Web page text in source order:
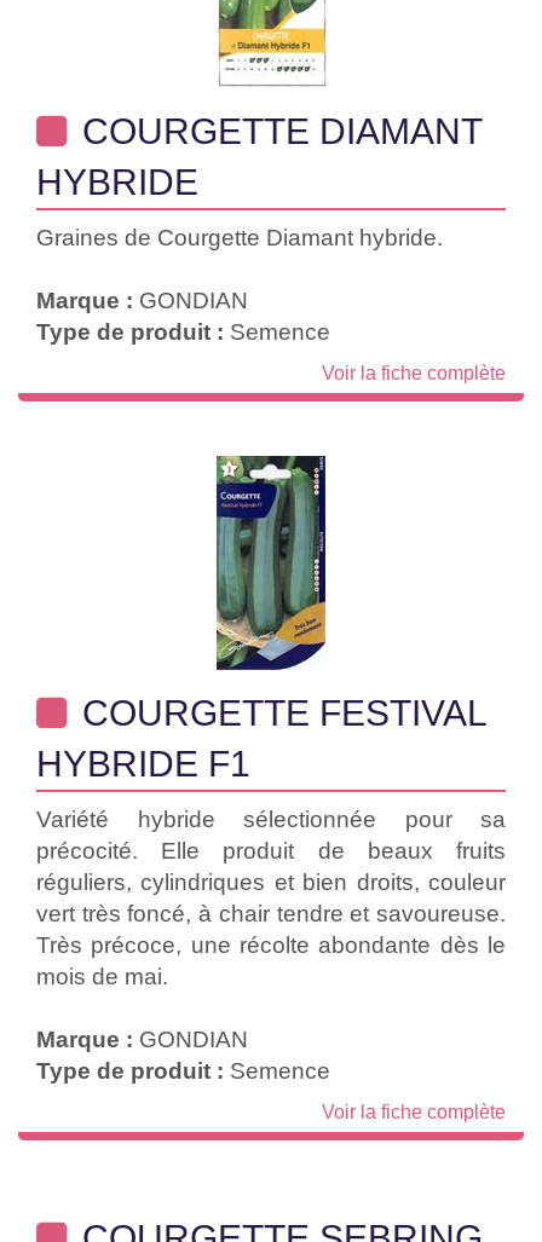
COURGETTE DIAMANT
HYBRIDE
Graines de Courgette Diamant hybride.
Marque : GONDIAN
Type de produit : Semence
Voir la fiche complète
COURGETTE FESTIVAL
HYBRIDE F1
Variété hybride sélectionnée pour sa
précocité. Elle produit de beaux fruits
réguliers, cylindriques et bien droits, couleur
vert très foncé, à chair tendre et savoureuse.
Très précoce, une récolte abondante dès le
mois de mai.
Marque : GONDIAN
Type de produit : Semence
Voir la fiche complète